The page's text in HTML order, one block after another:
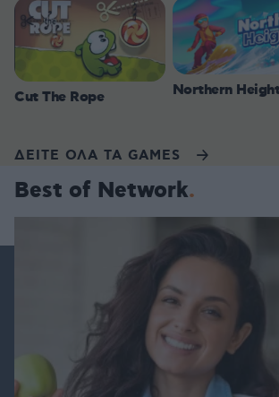
Cut The Rope Northern
ΔΕΙΤΕ ΟΛΑ ΤΑ GAMES
Best of Network